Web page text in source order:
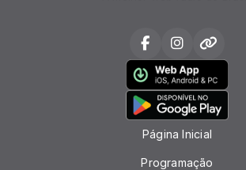
Página Inicial
Programação